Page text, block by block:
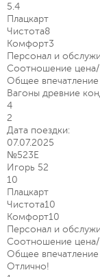
5.4
Плацкарт
Чистота8
Комфорт3
Персонал и
Соотношение цена/
Общее впечатление
Вагоны древние
4
2
Дата поездки:
07.07.2025
№523Е
Игорь 52
10
Плацкарт
Чистота10
Комфорт10
Персонал и
Соотношение цена/
Общее впечатление
Отлично!